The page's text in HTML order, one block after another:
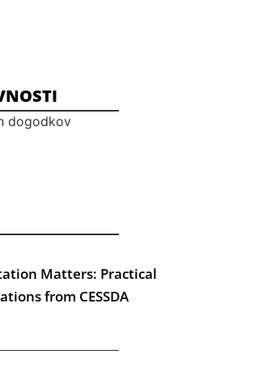
dogodkov
Matters: Practical
from CESSDA